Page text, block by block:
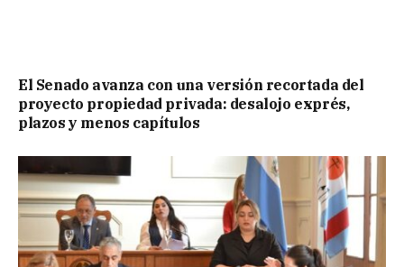
El Senado avanza con una versión recortada del
proyecto propiedad privada: desalojo exprés,
plazos y menos capítulos